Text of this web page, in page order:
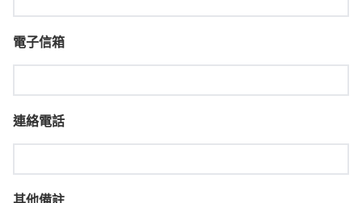
電子信箱
連絡電話
其他備註